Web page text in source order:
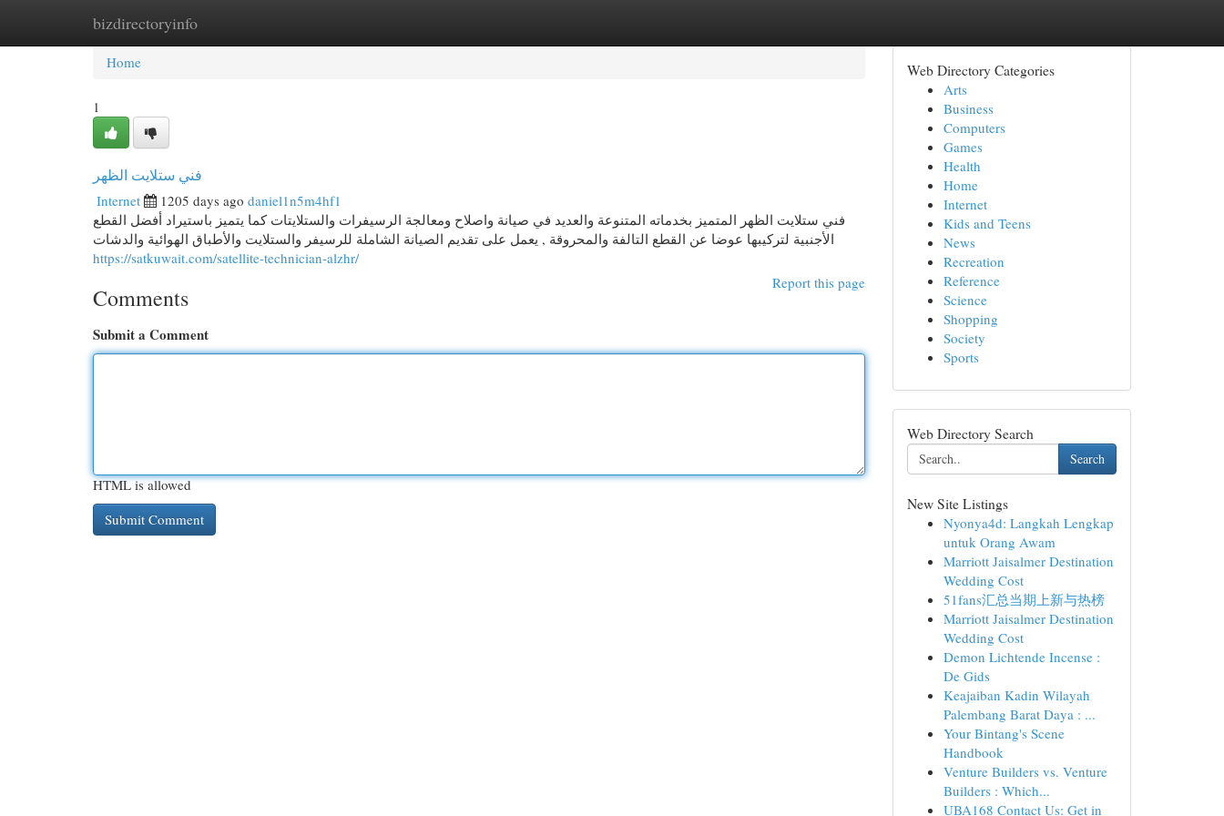
bizdirectoryinfo
Home New Site Listings
Home
1
فني ستلايت الظهر
Internet 1205 days ago daniel1n5m4hf1
فني ستلايت الظهر المتميز بخدماته المتنوعة والعديد في صيانة واصلاح ومعالجة الرسيفرات والستلايتات كما يتميز باستيراد أفضل القطع
الأجنبية لتركيبها عوضا عن القطع التالفة والمحروقة , يعمل على تقديم الصيانة الشاملة للرسيفر والستلايت والأطباق الهوائية والدشات
https://satkuwait.com/satellite-technician-alzhr/
Report this page
Comments
Submit a Comment
HTML is allowed
Web Directory Categories
Arts
Business
Computers
Games
Health
Home
Internet
Kids and Teens
News
Recreation
Reference
Science
Shopping
Society
Sports
Web Directory Search
Search
New Site Listings
Nyonya4d: Langkah Lengkap
untuk Orang Awam
Marriott Jaisalmer Destination
Wedding Cost
51fans汇总当期上新与热榜
Marriott Jaisalmer Destination
Wedding Cost
Demon Lichtende Incense :
De Gids
Keajaiban Kadin Wilayah
Palembang Barat Daya : ...
Your Bintang's Scene
Handbook
Venture Builders vs. Venture
Builders : Which...
UBA168 Contact Us: Get in